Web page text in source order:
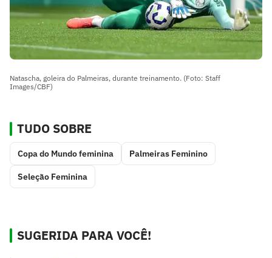
Natascha, goleira do Palmeiras, durante treinamento. (Foto: Staff
Images/CBF)
TUDO SOBRE
Copa do Mundo feminina Palmeiras Feminino
Seleção Feminina
SUGERIDA PARA VOCÊ!